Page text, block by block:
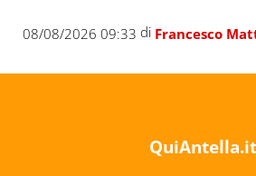
08/08/2026 09:33 di Francesco
QuiAntella.it